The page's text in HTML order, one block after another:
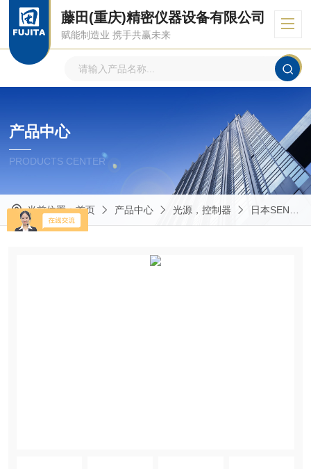
藤田(重庆)精密仪器设备有限公司
赋能制造业 携手共赢未来
产品中心
PRODUCTS CENTER
当前位置：首页 产品中心 光源，控制器 日本SEN 日森